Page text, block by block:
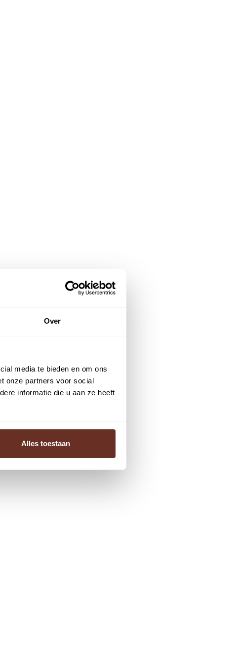
Over
media te bieden en om ons
onze partners voor social
informatie die u aan ze heeft
Alles toestaan